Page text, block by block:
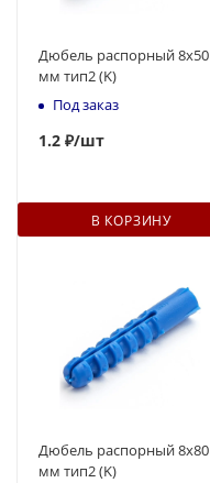
Дюбель распорный 8x50
мм тип2 (K)
Под заказ
1.2 ₽/шт
В КОРЗИНУ
Дюбель распорный 8x80
мм тип2 (K)